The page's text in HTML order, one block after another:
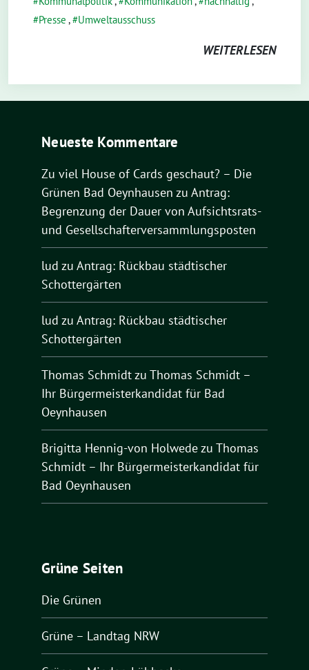
Presse , Umweltausschuss
WEITERLESEN
Neueste Kommentare
Zu viel House of Cards geschaut? – Die
Grünen Bad Oeynhausen zu Antrag:
Begrenzung der Dauer von Aufsichtsrats-
und Gesellschafterversammlungsposten
lud zu Antrag: Rückbau städtischer
Schottergärten
lud zu Antrag: Rückbau städtischer
Schottergärten
Thomas Schmidtzu Thomas Schmidt –
Ihr Bürgermeisterkandidat für Bad
Oeynhausen
Brigitta Hennig-von Holwedezu Thomas
Schmidt – Ihr Bürgermeisterkandidat für
Bad Oeynhausen
Grüne Seiten
Die Grünen
Grüne – Landtag NRW